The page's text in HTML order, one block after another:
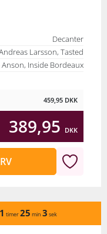
Decanter
Larsson, Tasted
Anson, Inside Bordeaux
459,95 DKK
389,95 DKK
timer25 min 3 sek